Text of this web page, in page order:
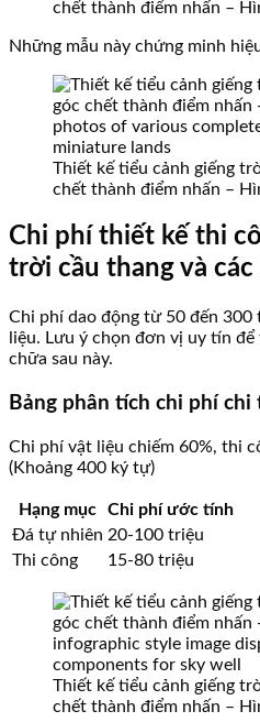
chết thành điểm nhấn –
Những mẫu này chứng minh
Thiết kế tiểu cảnh giếng
chết thành điểm nhấn –
Chi phí thiết kế thi
trời cầu thang và
Chi phí dao động từ 50 đến
liệu. Lưu ý chọn đơn vị uy tín
chữa sau này.
Bảng phân tích chi phí chi
Chi phí vật liệu chiếm 60%, thi
(Khoảng 400 ký tự)
Hạng mục
Chi phí ước tính
Đá tự nhiên 20-100 triệu
Thi công
15-80 triệu
Thiết kế tiểu cảnh giếng
chết thành điểm nhấn –